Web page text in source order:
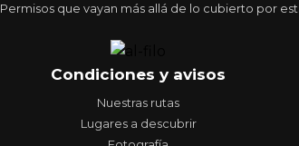
Permisos que vayan más allá de lo cubierto por
Condiciones y avisos
Nuestras rutas
Lugares a descubrir